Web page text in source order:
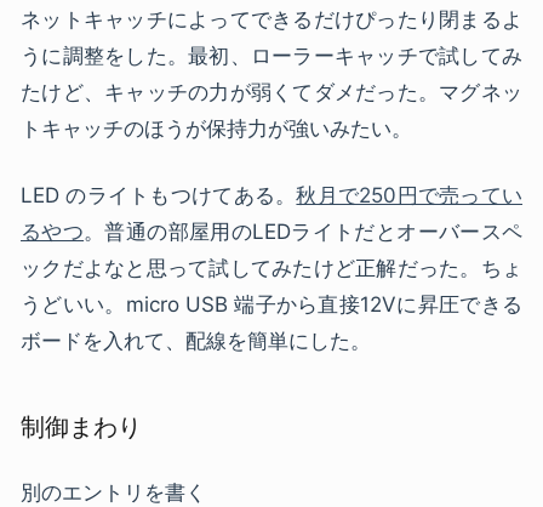
ネットキャッチによってできるだけぴったり閉まるよ
うに調整をした。最初、ローラーキャッチで試してみ
たけど、キャッチの力が弱くてダメだった。マグネッ
トキャッチのほうが保持力が強いみたい。
LED のライトもつけてある。秋月で250円で売ってい
るやつ。普通の部屋用のLEDライトだとオーバースペ
ックだよなと思って試してみたけど正解だった。ちょ
うどいい。micro USB 端子から直接12Vに昇圧できる
ボードを入れて、配線を簡単にした。
制御まわり
別のエントリを書く